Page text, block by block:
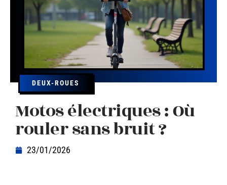
DEUX-ROUES
Motos électriques : Où
rouler sans bruit ?
23/01/2026